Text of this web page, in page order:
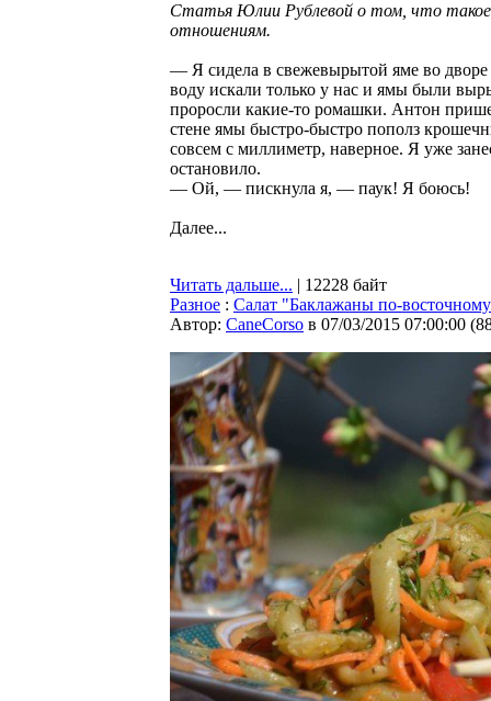
Статья Юлии Рублевой о том, что такое
отношениям.
— Я сидела в свежевырытой яме во
воду искали только у нас и ямы были
проросли какие-то ромашки. Антон
стене ямы быстро-быстро пополз
совсем с миллиметр, наверное. Я уже
остановило.
— Ой, — пискнула я, — паук! Я боюсь!
Далее...
Читать дальше... | 12228 байт
Разное : Салат "Баклажаны по-
Автор: CaneCorso в 07/03/2015 07:00:00 (